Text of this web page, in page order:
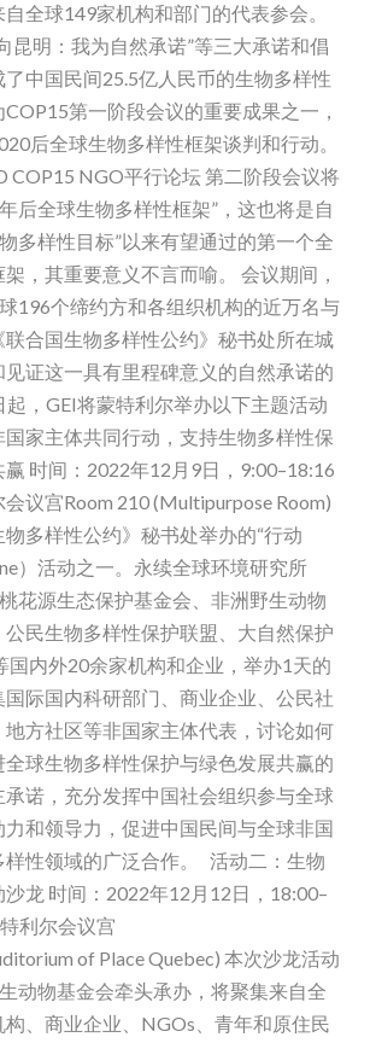
全球149家机构和部门的代表参会。
昆明：我为自然承诺”等三大承诺和倡
中国民间25.5亿人民币的生物多样性
第一阶段会议的重要成果之一，
后全球生物多样性框架谈判和行动。
COP15 NGO平行论坛 第二阶段会议将
后全球生物多样性框架”，这也将是自
多样性目标”以来有望通过的第一个全
，其重要意义不言而喻。 会议期间，
196个缔约方和各组织机构的近万名与
合国生物多样性公约》秘书处所在城
证这一具有里程碑意义的自然承诺的
，GEI将蒙特利尔举办以下主题活动
家主体共同行动，支持生物多样性保
时间：2022年12月9日，9:00–18:16
议宫Room 210 (Multipurpose Room)
多样性公约》秘书处举办的“行动
）活动之一。永续全球环境研究所
桃花源生态保护基金会、非洲野生动物
公民生物多样性保护联盟、大自然保护
国内外20余家机构和企业，举办1天的
际国内科研部门、商业企业、公民社
方社区等非国家主体代表，讨论如何
球生物多样性保护与绿色发展共赢的
诺，充分发挥中国社会组织参与全球
和领导力，促进中国民间与全球非国
样性领域的广泛合作。 活动二：生物
龙 时间：2022年12月12日，18:00–
利尔会议宫
of Place Quebec) 本次沙龙活动
动物基金会牵头承办，将聚集来自全
、商业企业、NGOs、青年和原住民